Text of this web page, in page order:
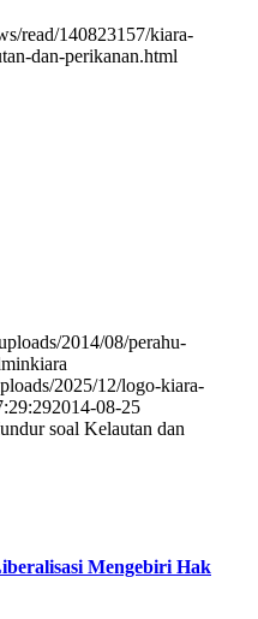
read/140823157/kiara-
dan-perikanan.html
2014/08/perahu-
2025/12/logo-kiara-
2014-08-25
soal Kelautan dan
Mengebiri Hak